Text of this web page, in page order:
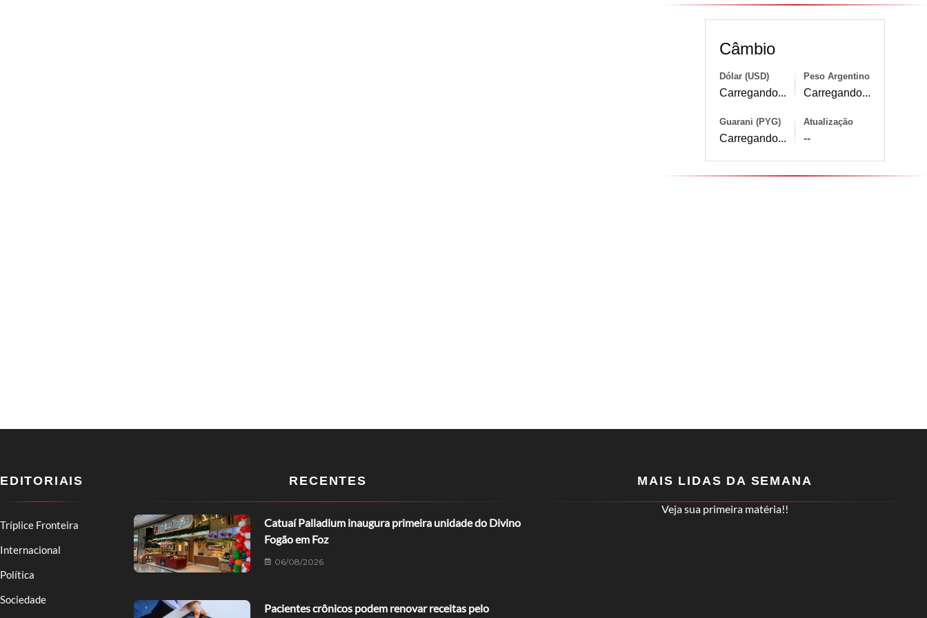
Câmbio
Dólar (USD)
Carregando...
Peso Argentino
Carregando...
Guarani (PYG)
Carregando...
Atualização
--
EDITORIAIS
Tríplice Fronteira
Internacional
Política
Sociedade
RECENTES
Catuaí Palladium inaugura primeira unidade do Divino
Fogão em Foz
06/08/2026
Pacientes crônicos podem renovar receitas pelo
MAIS LIDAS DA SEMANA
Veja sua primeira matéria!!